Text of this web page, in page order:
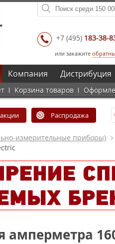
+7 (495) 183-38-
или закажите
Корзина товаров
Компания Дистрибуция
Распродажа
измерительные приборы)
амперметра